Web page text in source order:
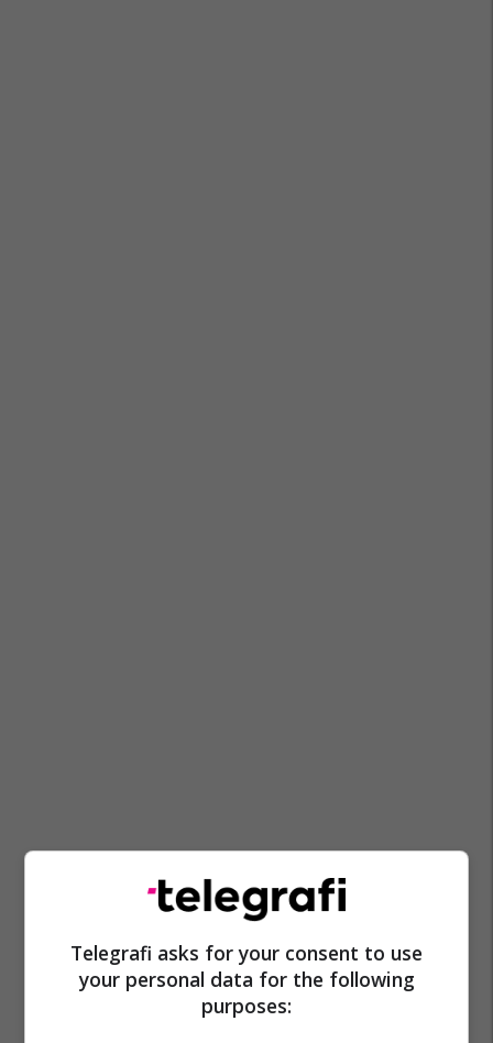
Telegrafi asks for your consent to use
your personal data for the following
purposes: